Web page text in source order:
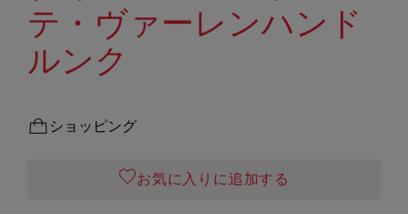
テ・ヴァーレンハンド
ルンク
ショッピング
お気に入りに追加する